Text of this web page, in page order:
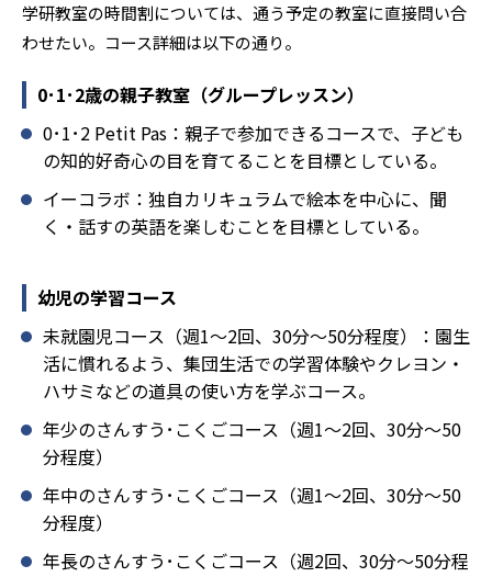
学研教室の時間割については、通う予定の教室に直接問い合
わせたい。コース詳細は以下の通り。
0･1･2歳の親子教室（グループレッスン）
0･1･2 Petit Pas：親子で参加できるコースで、子ども
の知的好奇心の目を育てることを目標としている。
イーコラボ：独自カリキュラムで絵本を中心に、聞
く・話すの英語を楽しむことを目標としている。
幼児の学習コース
未就園児コース（週1～2回、30分～50分程度）：園生
活に慣れるよう、集団生活での学習体験やクレヨン・
ハサミなどの道具の使い方を学ぶコース。
年少のさんすう･こくごコース（週1～2回、30分～50
分程度）
年中のさんすう･こくごコース（週1～2回、30分～50
分程度）
年長のさんすう･こくごコース（週2回、30分～50分程